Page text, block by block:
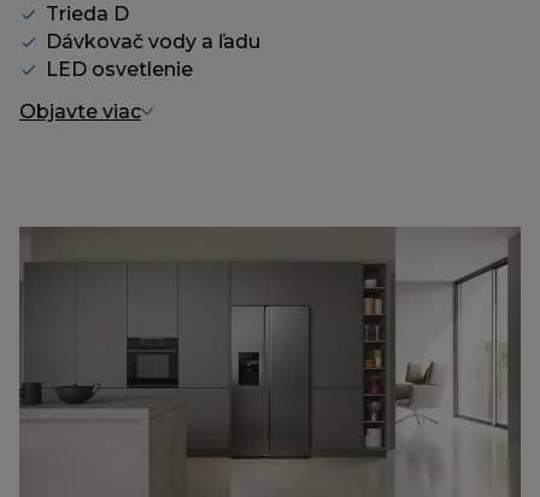
Trieda D
Dávkovač vody a ľadu
LED osvetlenie
Objavte viac